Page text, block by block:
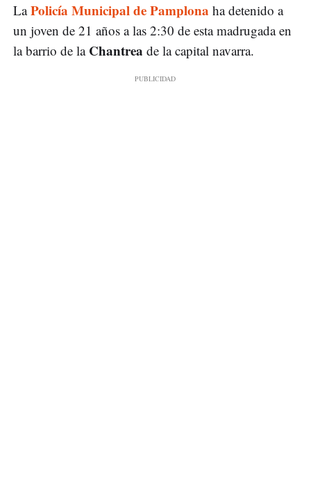
LaPolicía Municipal de Pamplona ha detenido a
un joven de 21 años a las 2:30 de esta madrugada en
la barrio de la Chantrea de la capital navarra.